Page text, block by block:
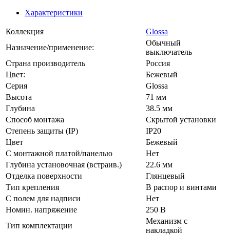
Характеристики
Коллекция
Glossa
Назначение/применение:
Обычный
выключатель
Страна производитель
Россия
Цвет:
Бежевый
Серия
Glossa
Высота
71 мм
Глубина
38.5 мм
Способ монтажа
Скрытой установки
Степень защиты (IP)
IP20
Цвет
Бежевый
С монтажной платой/панелью
Нет
Глубина установочная (встраив.)
22.6 мм
Отделка поверхности
Глянцевый
Тип крепления
В распор и винтами
С полем для надписи
Нет
Номин. напряжение
250 В
Тип комплектации
Механизм с
накладкой